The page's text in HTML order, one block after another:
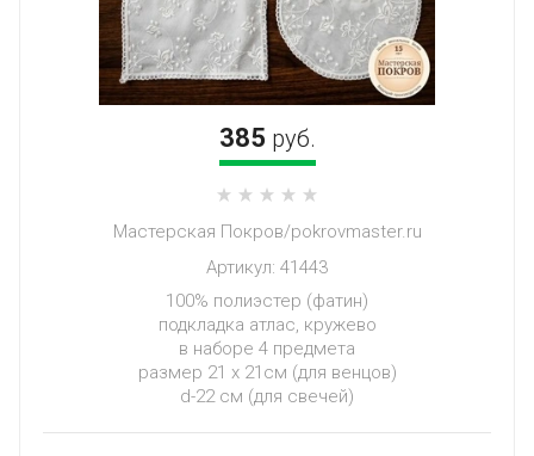
385 руб.
Мастерская Покров/pokrovmaster.ru
Артикул: 41443
100% полиэстер (фатин)
подкладка атлас, кружево
в наборе 4 предмета
размер 21 х 21см (для венцов)
d-22 см (для свечей)